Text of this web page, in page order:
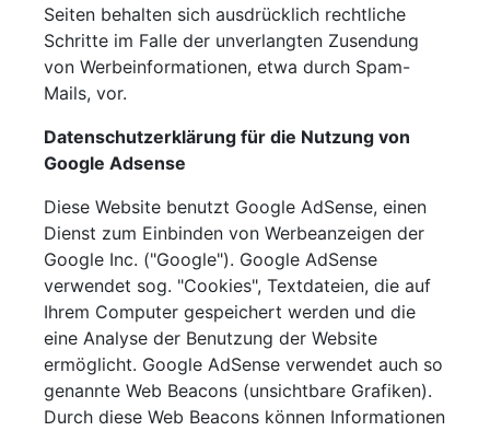
Seiten behalten sich ausdrücklich rechtliche
Schritte im Falle der unverlangten Zusendung
von Werbeinformationen, etwa durch Spam-
Mails, vor.
Datenschutzerklärung für die Nutzung von
Google Adsense
Diese Website benutzt Google AdSense, einen
Dienst zum Einbinden von Werbeanzeigen der
Google Inc. ("Google"). Google AdSense
verwendet sog. "Cookies", Textdateien, die auf
Ihrem Computer gespeichert werden und die
eine Analyse der Benutzung der Website
ermöglicht. Google AdSense verwendet auch so
genannte Web Beacons (unsichtbare Grafiken).
Durch diese Web Beacons können Informationen